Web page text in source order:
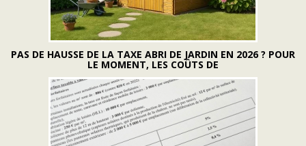
PAS DE HAUSSE DE LA TAXE ABRI DE JARDIN EN 2026 ? POUR
LE MOMENT, LES COÛTS DE